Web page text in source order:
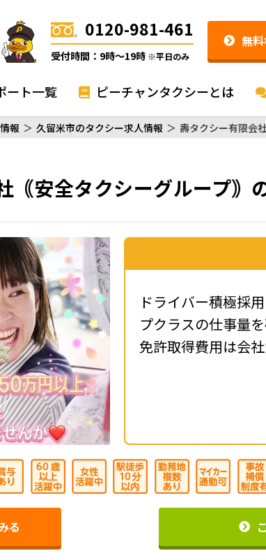
0120-981-461
受付時間：9時〜19時 ※平日のみ
無
ート一覧 ピーチャンタクシーとは
報 ＞ 久留米市のタクシー求人情報 ＞ 壽タクシー有限会
安全タクシーグループ｠
ドライバー積極採
プクラスの仕事量
免許取得費用は会
る